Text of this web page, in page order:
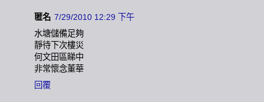
匿名 7/29/2010 12:29 下午
水塘儲備足夠
靜待下次樓災
何文田區睇中
非常懷念董華
回覆